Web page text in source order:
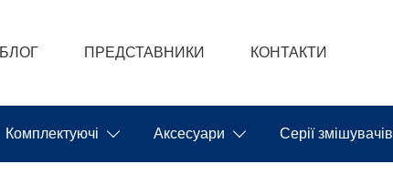
БЛОГ ПРЕДСТАВНИКИ КОНТАКТИ
Комплектуючі Аксесуари Серії змішувачів